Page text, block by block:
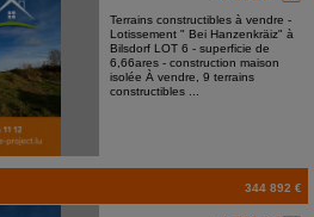
Terrains constructibles à vendre -
Lotissement " Bei Hanzenkräiz" à
Bilsdorf LOT 6 - superficie de
6,66ares - construction maison
isolée À vendre, 9 terrains
constructibles ...
344 892 €